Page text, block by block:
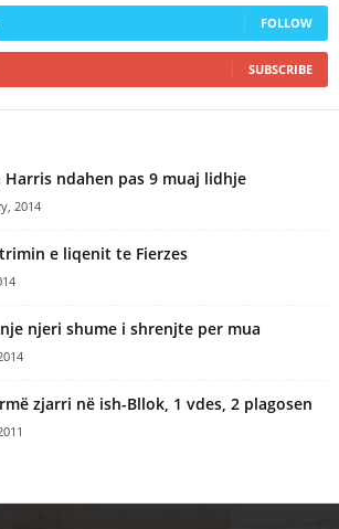
FOLLOW
SUBSCRIBE
Harris ndahen pas 9 muaj lidhje
2014
e liqenit te Fierzes
njeri shume i shrenjte per mua
zjarri në ish-Bllok, 1 vdes, 2 plagosen